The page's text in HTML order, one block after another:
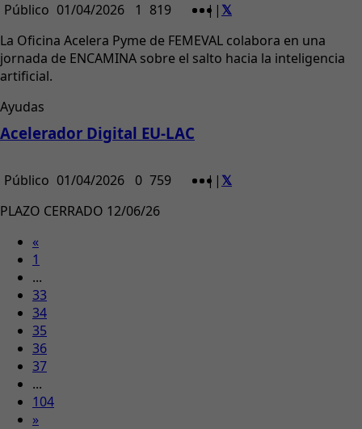
Público 01/04/2026 1 819 | |
La Oficina Acelera Pyme de FEMEVAL colabora en una
jornada de ENCAMINA sobre el salto hacia la inteligencia
artificial.
Ayudas
Acelerador Digital EU-LAC
Público 01/04/2026 0 759 | |
PLAZO CERRADO 12/06/26
«
1
...
33
34
35
36
37
...
104
»